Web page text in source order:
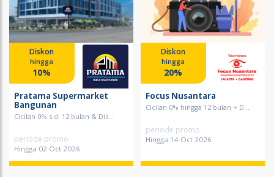
Diskon
hingga
10%
Pratama Supermarket
Bangunan
Cicilan 0% s.d. 12 bulan & Dis...
periode promo
Hingga 02 Oct 2026
Diskon
hingga
20%
Focus Nusantara
Cicilan 0% hingga 12 bulan + D...
periode promo
Hingga 14 Oct 2026